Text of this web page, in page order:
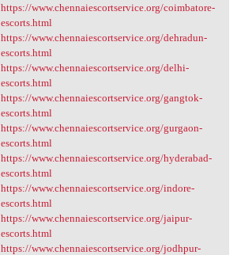
https://www.chennaiescortservice.org/coimbatore-
escorts.html
https://www.chennaiescortservice.org/dehradun-
escorts.html
https://www.chennaiescortservice.org/delhi-
escorts.html
https://www.chennaiescortservice.org/gangtok-
escorts.html
https://www.chennaiescortservice.org/gurgaon-
escorts.html
https://www.chennaiescortservice.org/hyderabad-
escorts.html
https://www.chennaiescortservice.org/indore-
escorts.html
https://www.chennaiescortservice.org/jaipur-
escorts.html
https://www.chennaiescortservice.org/jodhpur-